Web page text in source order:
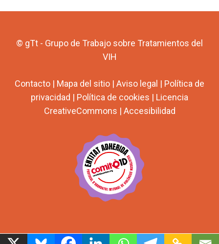
© gTt - Grupo de Trabajo sobre Tratamientos del
VIH
Contacto | Mapa del sitio | Aviso legal | Política de
privacidad | Política de cookies | Licencia
CreativeCommons | Accesibilidad